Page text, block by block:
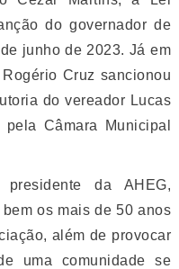
do governador de
junho de 2023. Já em
Cruz sancionou
do vereador Lucas
Câmara Municipal
presidente da AHEG,
os mais de 50 anos
além de provocar
uma comunidade se